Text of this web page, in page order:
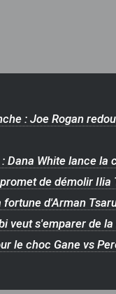
: Joe Rogan
Dana White lance
de démolir Ilia
d'Arman
veut s'emparer de
le choc Gane vs